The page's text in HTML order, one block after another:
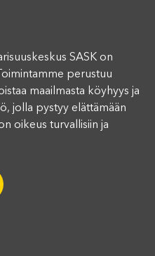
SASK on
perustuu
maailmasta köyhyys ja
jolla pystyy elättämään
oikeus turvallisiin ja